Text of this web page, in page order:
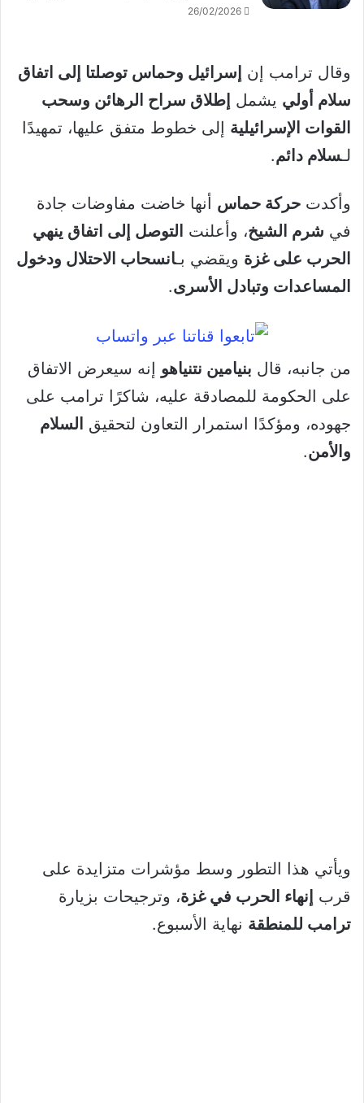
26/02/2026
وقال ترامب إن إسرائيل وحماس توصلتا إلى اتفاق
سلام أولي يشمل إطلاق سراح الرهائن وسحب
القوات الإسرائيلية إلى خطوط متفق عليها، تمهيدًا
لـسلام دائم.
وأكدت حركة حماس أنها خاضت مفاوضات جادة
في شرم الشيخ، وأعلنت التوصل إلى اتفاق ينهي
الحرب على غزة ويقضي بـانسحاب الاحتلال ودخول
المساعدات وتبادل الأسرى.
من جانبه، قال بنيامين نتنياهو إنه سيعرض الاتفاق
على الحكومة للمصادقة عليه، شاكرًا ترامب على
جهوده، ومؤكدًا استمرار التعاون لتحقيق السلام
والأمن.
ويأتي هذا التطور وسط مؤشرات متزايدة على
قرب إنهاء الحرب في غزة، وترجيحات بزيارة
ترامب للمنطقة نهاية الأسبوع.